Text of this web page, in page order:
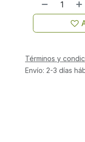
Términos y
Envío: 2-3 días